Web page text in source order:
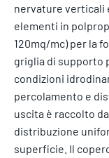
nervature verticali
elementi in
120mq/mc) per la
griglia di supporto
condizioni
percolamento e
uscita è raccolto
distribuzione
superficie. Il